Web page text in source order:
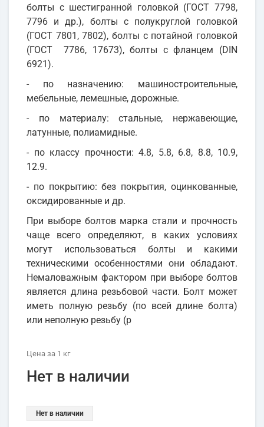
болты с шестигранной головкой (ГОСТ 7798,
7796 и др.), болты с полукруглой головкой
(ГОСТ 7801, 7802), болты с потайной головкой
(ГОСТ 7786, 17673), болты с фланцем (DIN
6921).
- по назначению: машиностроительные,
мебельные, лемешные, дорожные.
- по материалу: стальные, нержавеющие,
латунные, полиамидные.
- по классу прочности: 4.8, 5.8, 6.8, 8.8, 10.9,
12.9.
- по покрытию: без покрытия, оцинкованные,
оксидированные и др.
При выборе болтов марка стали и прочность
чаще всего определяют, в каких условиях
могут использоваться болты и какими
техническими особенностями они обладают.
Немаловажным фактором при выборе болтов
является длина резьбовой части. Болт может
иметь полную резьбу (по всей длине болта)
или неполную резьбу (р
Цена за 1 кг
Нет в наличии
Нет в наличии